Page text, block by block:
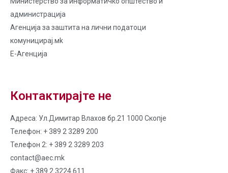
администрација
Агенција за заштита на лични податоци
комуницирај.мk
Е-Агенција
Контактирајте не
Адреса: Ул.Димитар Влахов бр.21 1000 Скопје
Телефон: + 389 2 3289 200
Телефон 2: + 389 2 3289 203
contact@aec.mk
Факс: + 389 2 3224 611